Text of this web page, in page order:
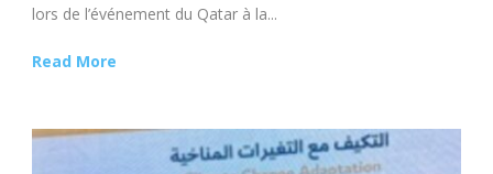
lors de l’événement du Qatar à la...
Read More